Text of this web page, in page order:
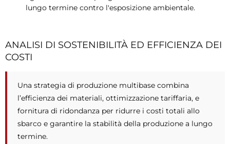
lungo termine contro l'esposizione ambientale.
ANALISI DI SOSTENIBILITÀ ED EFFICIENZA DEI
COSTI
Una strategia di produzione multibase combina
l’efficienza dei materiali, ottimizzazione tariffaria, e
fornitura di ridondanza per ridurre i costi totali allo
sbarco e garantire la stabilità della produzione a lungo
termine.